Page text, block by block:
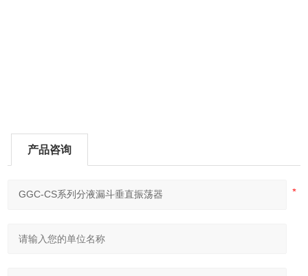
产品咨询